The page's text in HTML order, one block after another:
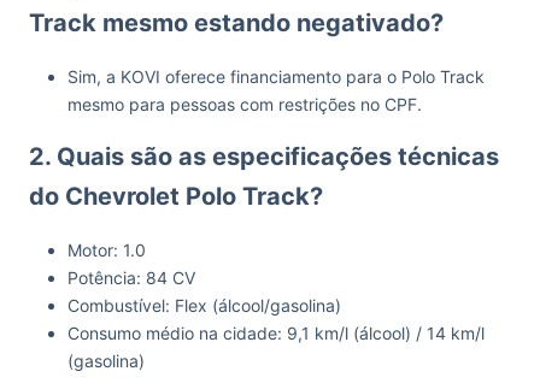
Track mesmo estando negativado?
Sim, a KOVI oferece financiamento para o Polo Track
mesmo para pessoas com restrições no CPF.
2. Quais são as especificações técnicas
do Chevrolet Polo Track?
Motor: 1.0
Potência: 84 CV
Combustível: Flex (álcool/gasolina)
Consumo médio na cidade: 9,1 km/l (álcool) / 14 km/l
(gasolina)